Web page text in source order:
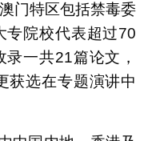
门特区包括禁毒委
专院校代表超过70
一共21篇论文，
获选在专题演讲中